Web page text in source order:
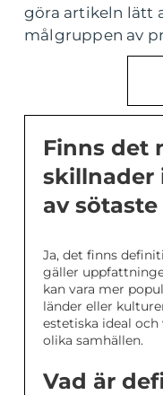
göra artikeln lätt
målgruppen av
Finns det
skillnader
av
Ja, det finns
gäller
kan vara mer
länder eller
estetiska ideal
olika samhällen.
Vad är